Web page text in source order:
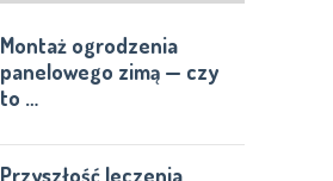
Montaż ogrodzenia
panelowego zimą — czy
to …
Przyszłość leczenia